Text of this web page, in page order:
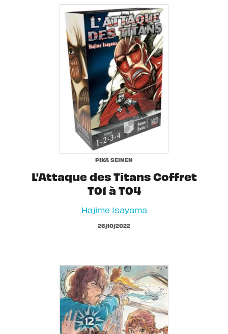
PIKA SEINEN
L'Attaque des Titans Coffret
T01 à T04
Hajime Isayama
26/10/2022